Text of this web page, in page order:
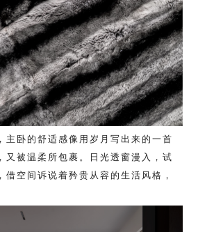
主卧的舒适感像用岁月写出来的一首
又被温柔所包裹。日光透窗漫入，试
借空间诉说着矜贵从容的生活风格，